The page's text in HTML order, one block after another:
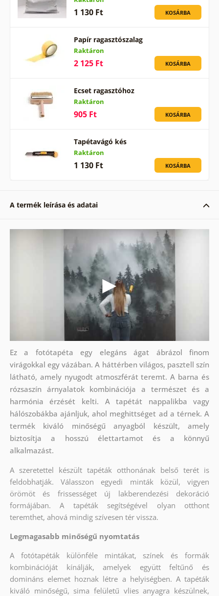
1 130 Ft KOSÁRBA
Papír ragasztószalag
Raktáron
2 125 Ft KOSÁRBA
Ecset ragasztóhoz
Raktáron
905 Ft KOSÁRBA
Tapétavágó kés
Raktáron
1 130 Ft KOSÁRBA
A termék leírása és adatai
Ez a fotótapéta egy elegáns ágat ábrázol finom
virágokkal egy vázában. A háttérben világos, pasztell szín
látható, amely nyugodt atmoszférát teremt. A barna és
rózsaszín árnyalatok kombinációja a természet és a
harmónia érzését kelti. A tapétát nappalikba vagy
hálószobákba ajánljuk, ahol meghittséget ad a térnek. A
termék kiváló minőségű anyagból készült, amely
biztosítja a hosszú élettartamot és a könnyű
alkalmazást.
A szeretettel készült tapéták otthonának belső terét is
feldobhatják. Válasszon egyedi minták közül, vigyen
örömöt és frissességet új lakberendezési dekoráció
formájában. A tapéták segítségével olyan otthont
teremthet, ahová mindig szívesen tér vissza.
Legmagasabb minőségű nyomtatás
A fotótapéták különféle mintákat, színek és formák
kombinációját kínálják, amelyek együtt feltűnő és
domináns elemet hoznak létre a helyiségben. A tapéták
kiváló minőségű, sima felületű vlies anyagra készülnek,